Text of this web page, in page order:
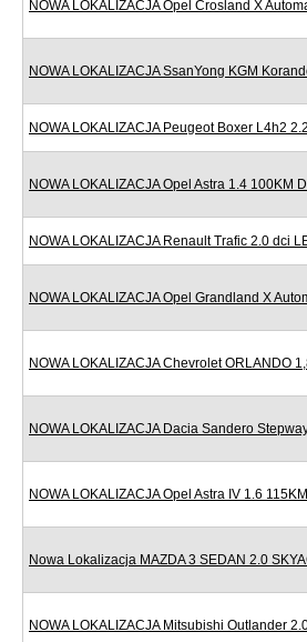
NOWA LOKALIZACJA Opel Crosland X
NOWA LOKALIZACJA SsanYong KGM
NOWA LOKALIZACJA Peugeot Boxer L4h2
NOWA LOKALIZACJA Opel Astra 1.4 100KM
NOWA LOKALIZACJA Renault Trafic 2.0 dci
NOWA LOKALIZACJA Opel Grandland X
NOWA LOKALIZACJA Chevrolet ORLANDO
NOWA LOKALIZACJA Dacia Sandero
NOWA LOKALIZACJA Opel Astra IV 1.6
Nowa Lokalizacja MAZDA 3 SEDAN 2.0
NOWA LOKALIZACJA Mitsubishi Outlander